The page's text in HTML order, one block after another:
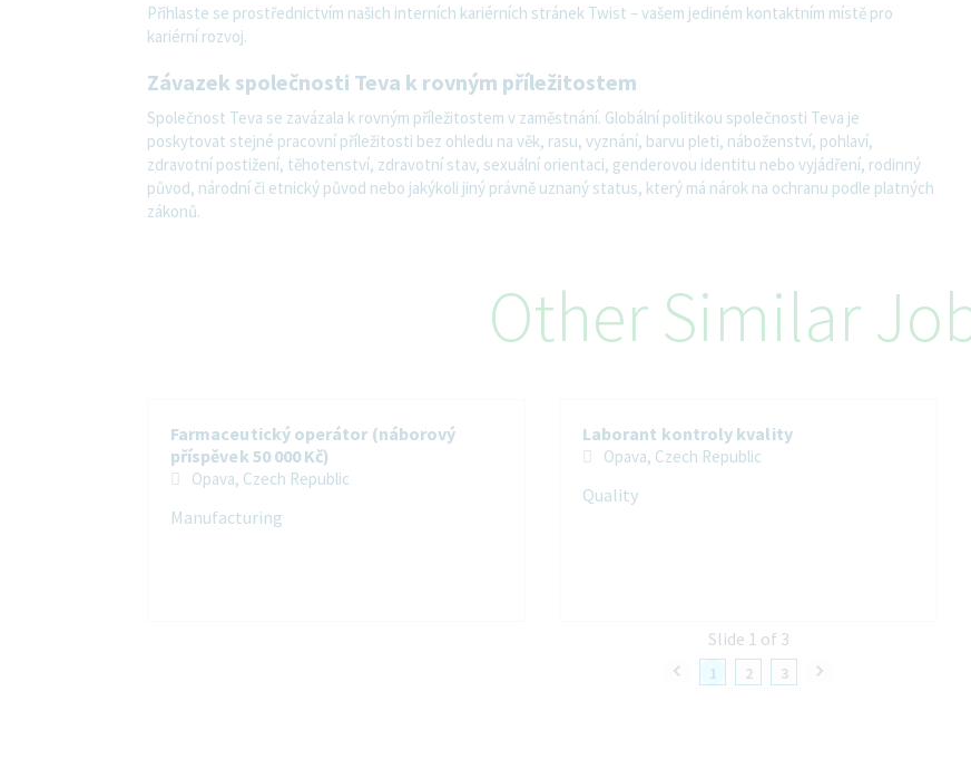
Přihlaste se prostřednictvím našich interních kariérních stránek Twist – vašem jediném kontaktním místě pro
kariérní rozvoj.
Závazek společnosti Teva k rovným příležitostem
Společnost Teva se zavázala k rovným příležitostem v zaměstnání. Globální politikou společnosti Teva je
poskytovat stejné pracovní příležitosti bez ohledu na věk, rasu, vyznání, barvu pleti, náboženství, pohlaví,
zdravotní postižení, těhotenství, zdravotní stav, sexuální orientaci, genderovou identitu nebo vyjádření, rodinný
původ, národní či etnický původ nebo jakýkoli jiný právně uznaný status, který má nárok na ochranu podle platných
zákonů.
Other Similar
1 2 3
Farmaceutický operátor (náborový
příspěvek 50 000 Kč)
Opava, Czech Republic
Manufacturing
Laborant kontroly kvality
Opava, Czech Republic
Quality
Slide 1 of 3